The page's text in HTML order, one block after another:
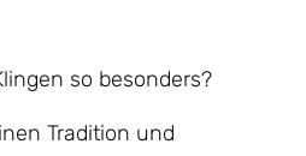
so besonders?
Tradition und